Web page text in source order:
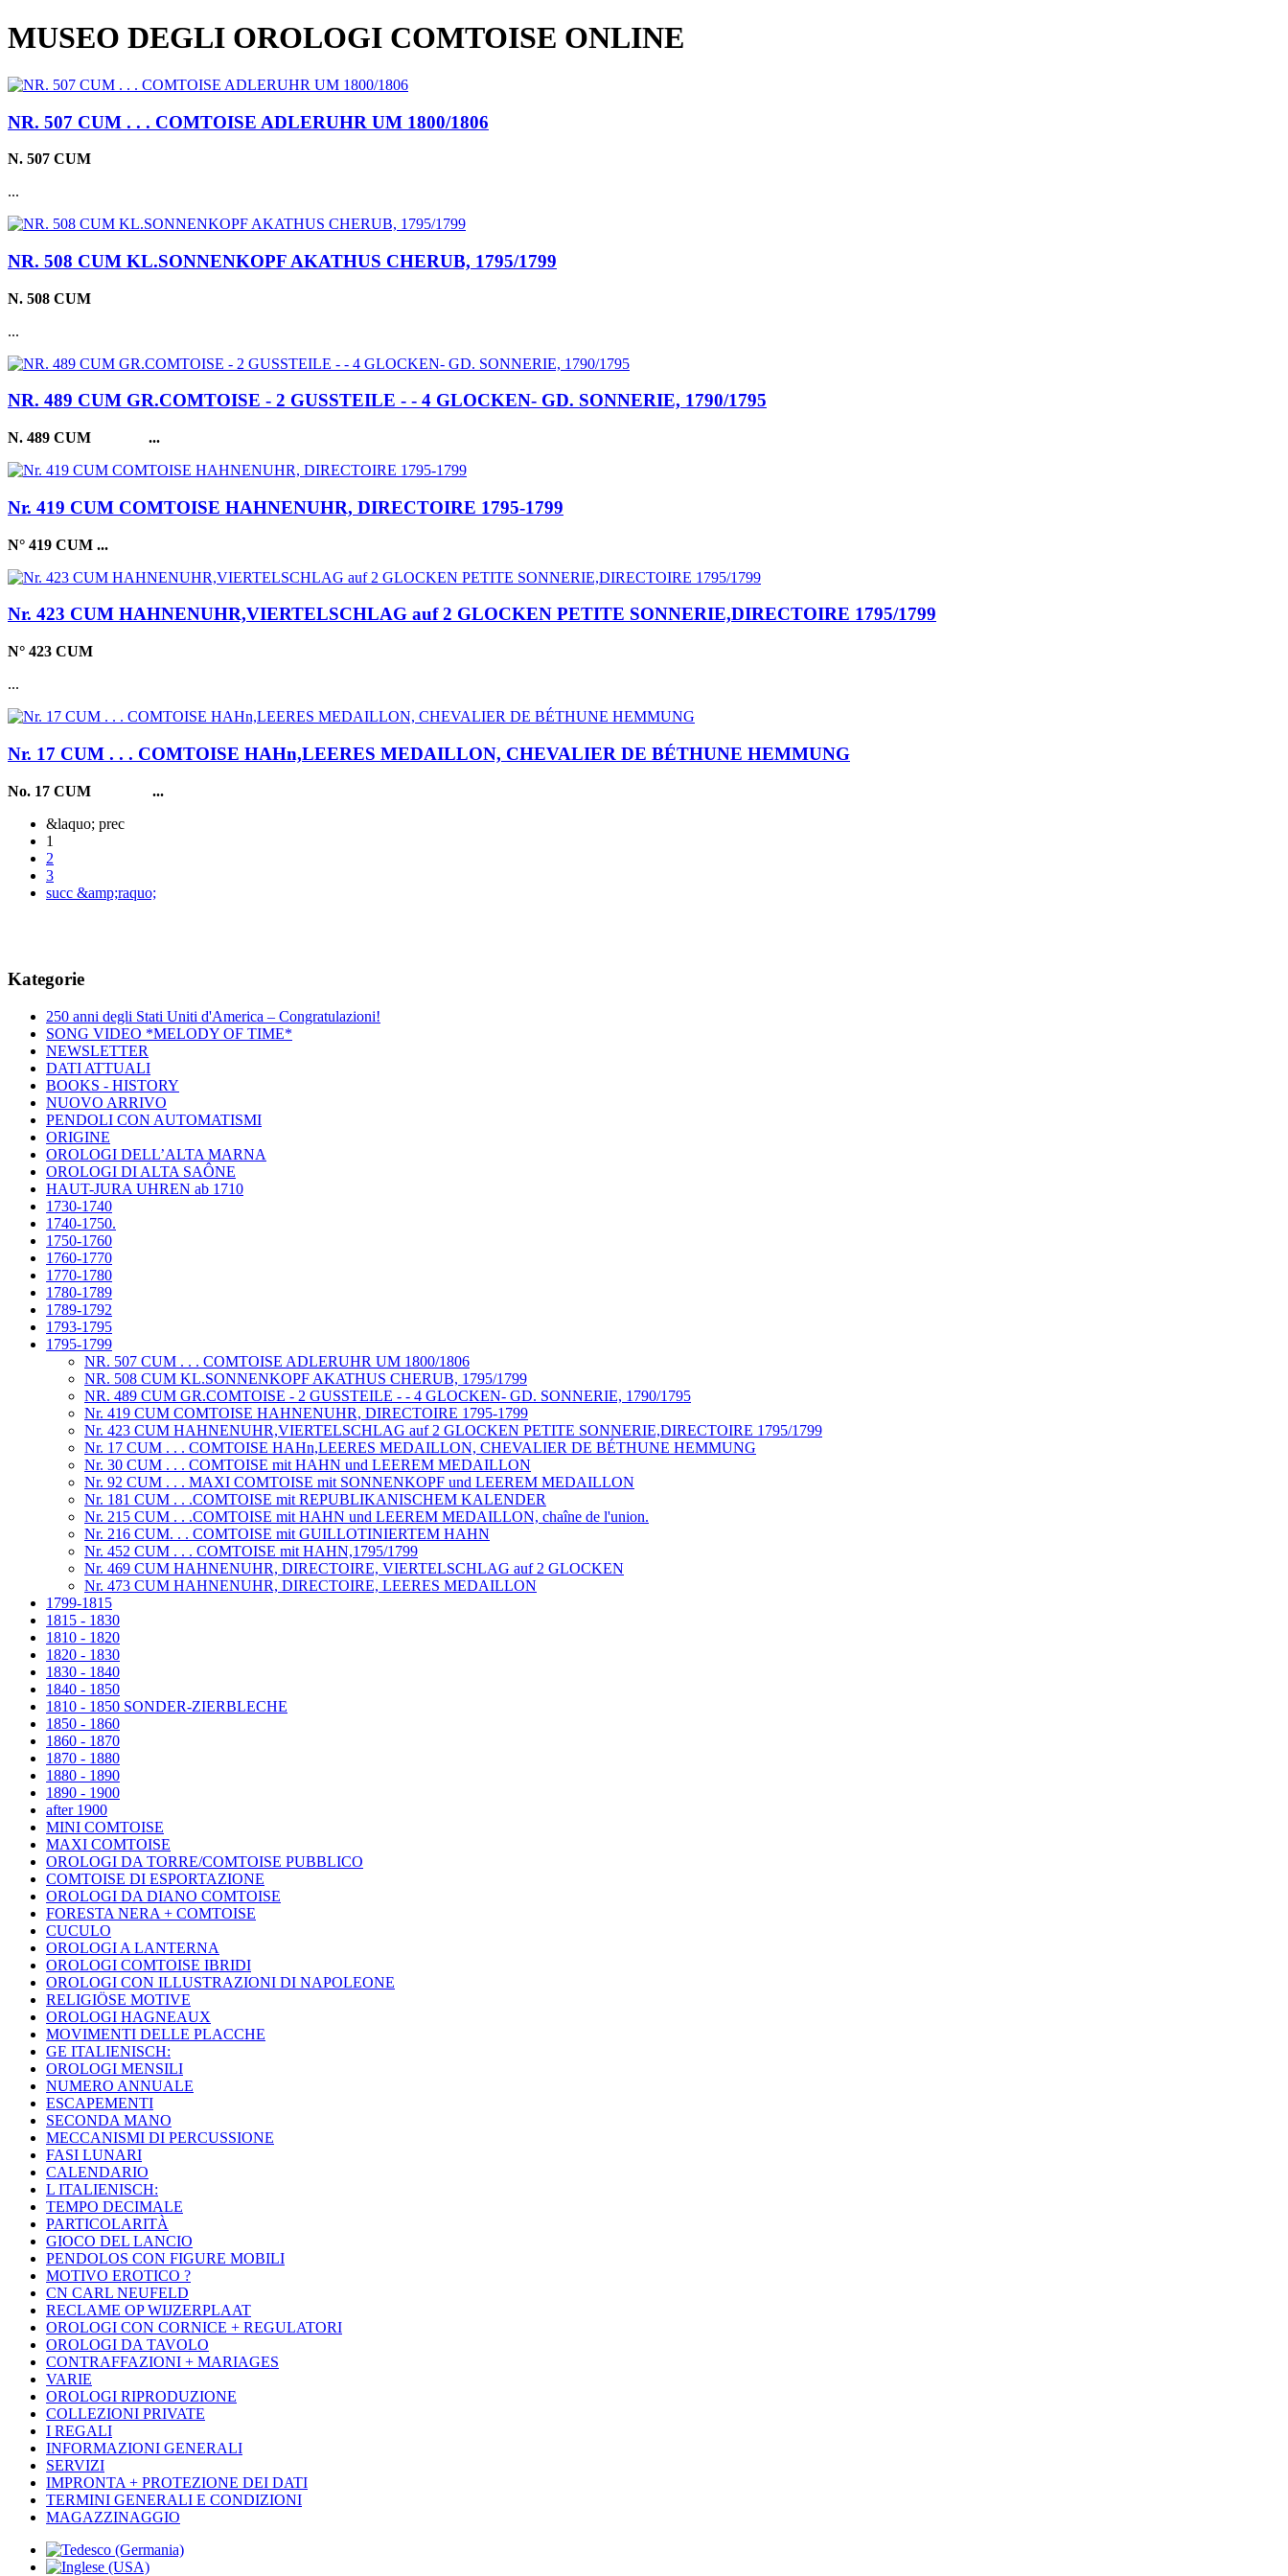
MUSEO DEGLI OROLOGI COMTOISE ONLINE
NR. 507 CUM . . . COMTOISE ADLERUHR UM 1800/1806
N. 507 CUM
...
NR. 508 CUM KL.SONNENKOPF AKATHUS CHERUB, 1795/1799
N. 508 CUM
...
NR. 489 CUM GR.COMTOISE - 2 GUSSTEILE - - 4 GLOCKEN- GD. SONNERIE, 1790/1795
N. 489 CUM ...
Nr. 419 CUM COMTOISE HAHNENUHR, DIRECTOIRE 1795-1799
N° 419 CUM ...
Nr. 423 CUM HAHNENUHR,VIERTELSCHLAG auf 2 GLOCKEN PETITE SONNERIE,DIRECTOIRE 1795/1799
N° 423 CUM
...
Nr. 17 CUM . . . COMTOISE HAHn,LEERES MEDAILLON, CHEVALIER DE BÉTHUNE HEMMUNG
No. 17 CUM
...
&laquo; prec
1
2
3
succ &amp;raquo;
Kategorie
250 anni degli Stati Uniti d'America – Congratulazioni!
SONG VIDEO *MELODY OF TIME*
NEWSLETTER
DATI ATTUALI
BOOKS - HISTORY
NUOVO ARRIVO
PENDOLI CON AUTOMATISMI
ORIGINE
OROLOGI DELL’ALTA MARNA
OROLOGI DI ALTA SAÔNE
HAUT-JURA UHREN ab 1710
1730-1740
1740-1750.
1750-1760
1760-1770
1770-1780
1780-1789
1789-1792
1793-1795
1795-1799
NR. 507 CUM . . . COMTOISE ADLERUHR UM 1800/1806
NR. 508 CUM KL.SONNENKOPF AKATHUS CHERUB, 1795/1799
NR. 489 CUM GR.COMTOISE - 2 GUSSTEILE - - 4 GLOCKEN- GD. SONNERIE, 1790/1795
Nr. 419 CUM COMTOISE HAHNENUHR, DIRECTOIRE 1795-1799
Nr. 423 CUM HAHNENUHR,VIERTELSCHLAG auf 2 GLOCKEN PETITE SONNERIE,DIRECTOIRE 1795/1799
Nr. 17 CUM . . . COMTOISE HAHn,LEERES MEDAILLON, CHEVALIER DE BÉTHUNE HEMMUNG
Nr. 30 CUM . . . COMTOISE mit HAHN und LEEREM MEDAILLON
Nr. 92 CUM . . . MAXI COMTOISE mit SONNENKOPF und LEEREM MEDAILLON
Nr. 181 CUM . . .COMTOISE mit REPUBLIKANISCHEM KALENDER
Nr. 215 CUM . . .COMTOISE mit HAHN und LEEREM MEDAILLON, chaîne de l'union.
Nr. 216 CUM. . . COMTOISE mit GUILLOTINIERTEM HAHN
Nr. 452 CUM . . . COMTOISE mit HAHN,1795/1799
Nr. 469 CUM HAHNENUHR, DIRECTOIRE, VIERTELSCHLAG auf 2 GLOCKEN
Nr. 473 CUM HAHNENUHR, DIRECTOIRE, LEERES MEDAILLON
1799-1815
1815 - 1830
1810 - 1820
1820 - 1830
1830 - 1840
1840 - 1850
1810 - 1850 SONDER-ZIERBLECHE
1850 - 1860
1860 - 1870
1870 - 1880
1880 - 1890
1890 - 1900
after 1900
MINI COMTOISE
MAXI COMTOISE
OROLOGI DA TORRE/COMTOISE PUBBLICO
COMTOISE DI ESPORTAZIONE
OROLOGI DA DIANO COMTOISE
FORESTA NERA + COMTOISE
CUCULO
OROLOGI A LANTERNA
OROLOGI COMTOISE IBRIDI
OROLOGI CON ILLUSTRAZIONI DI NAPOLEONE
RELIGIÖSE MOTIVE
OROLOGI HAGNEAUX
MOVIMENTI DELLE PLACCHE
GE ITALIENISCH:
OROLOGI MENSILI
NUMERO ANNUALE
ESCAPEMENTI
SECONDA MANO
MECCANISMI DI PERCUSSIONE
FASI LUNARI
CALENDARIO
L ITALIENISCH:
TEMPO DECIMALE
PARTICOLARITÀ
GIOCO DEL LANCIO
PENDOLOS CON FIGURE MOBILI
MOTIVO EROTICO ?
CN CARL NEUFELD
RECLAME OP WIJZERPLAAT
OROLOGI CON CORNICE + REGULATORI
OROLOGI DA TAVOLO
CONTRAFFAZIONI + MARIAGES
VARIE
OROLOGI RIPRODUZIONE
COLLEZIONI PRIVATE
I REGALI
INFORMAZIONI GENERALI
SERVIZI
IMPRONTA + PROTEZIONE DEI DATI
TERMINI GENERALI E CONDIZIONI
MAGAZZINAGGIO